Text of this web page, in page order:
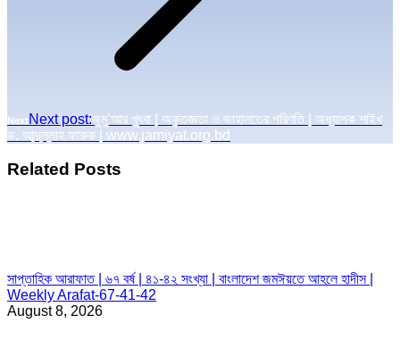
Next Next post:জুমু’আর খুৎবা | অকৃতজ্ঞতা ও জাহালতের পরিণতি | অধ্যাপক শাইখ
ড. আব্দুল্লাহ ফারুক | www.jamiyat.org.bd
Related Posts
সাপ্তাহিক আরাফাত | ৬৭ বর্ষ | ৪১-৪২ সংখ্যা | বাংলাদেশ জমঈয়তে আহলে হাদীস |
Weekly Arafat-67-41-42
August 8, 2026